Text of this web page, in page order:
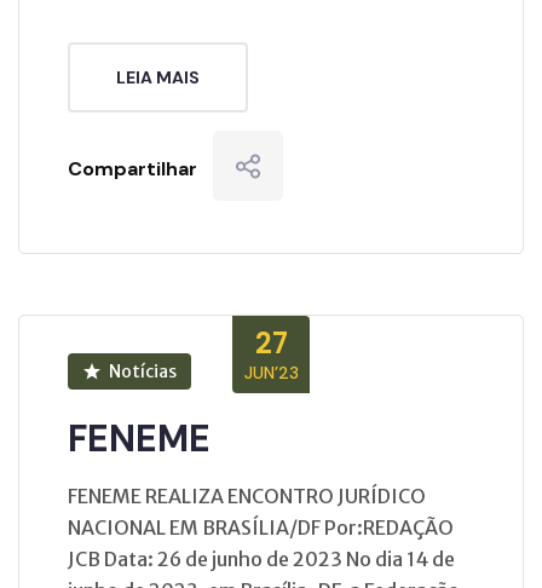
LEIA MAIS
Compartilhar
27
JUN’23
Notícias
FENEME
FENEME REALIZA ENCONTRO JURÍDICO
NACIONAL EM BRASÍLIA/DF Por:REDAÇÃO
JCB Data: 26 de junho de 2023 No dia 14 de